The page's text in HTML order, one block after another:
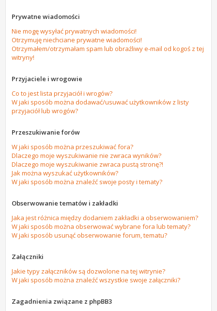
Prywatne wiadomości
Nie mogę wysyłać prywatnych wiadomości!
Otrzymuję niechciane prywatne wiadomości!
Otrzymałem/otrzymałam spam lub obraźliwy e-mail od kogoś z tej
witryny!
Przyjaciele i wrogowie
Co to jest lista przyjaciół i wrogów?
W jaki sposób można dodawać/usuwać użytkowników z listy
przyjaciół lub wrogów?
Przeszukiwanie forów
W jaki sposób można przeszukiwać fora?
Dlaczego moje wyszukiwanie nie zwraca wyników?
Dlaczego moje wyszukiwanie zwraca pustą stronę?!
Jak można wyszukać użytkowników?
W jaki sposób można znaleźć swoje posty i tematy?
Obserwowanie tematów i zakładki
Jaka jest różnica między dodaniem zakładki a obserwowaniem?
W jaki sposób można obserwować wybrane fora lub tematy?
W jaki sposób usunąć obserwowanie forum, tematu?
Załączniki
Jakie typy załączników są dozwolone na tej witrynie?
W jaki sposób można znaleźć wszystkie swoje załączniki?
Zagadnienia związane z phpBB3